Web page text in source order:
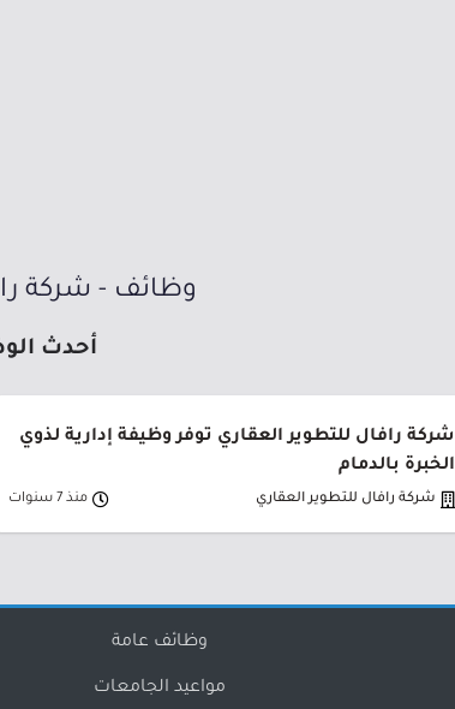
وظائف - شركة
أحدث
شركة رافال للتطوير العقاري توفر وظيفة إدارية لذوي
الخبرة بالدمام
شركة رافال للتطوير العقاري منذ 7 سنوات
وظائف عامة
مواعيد الجامعات